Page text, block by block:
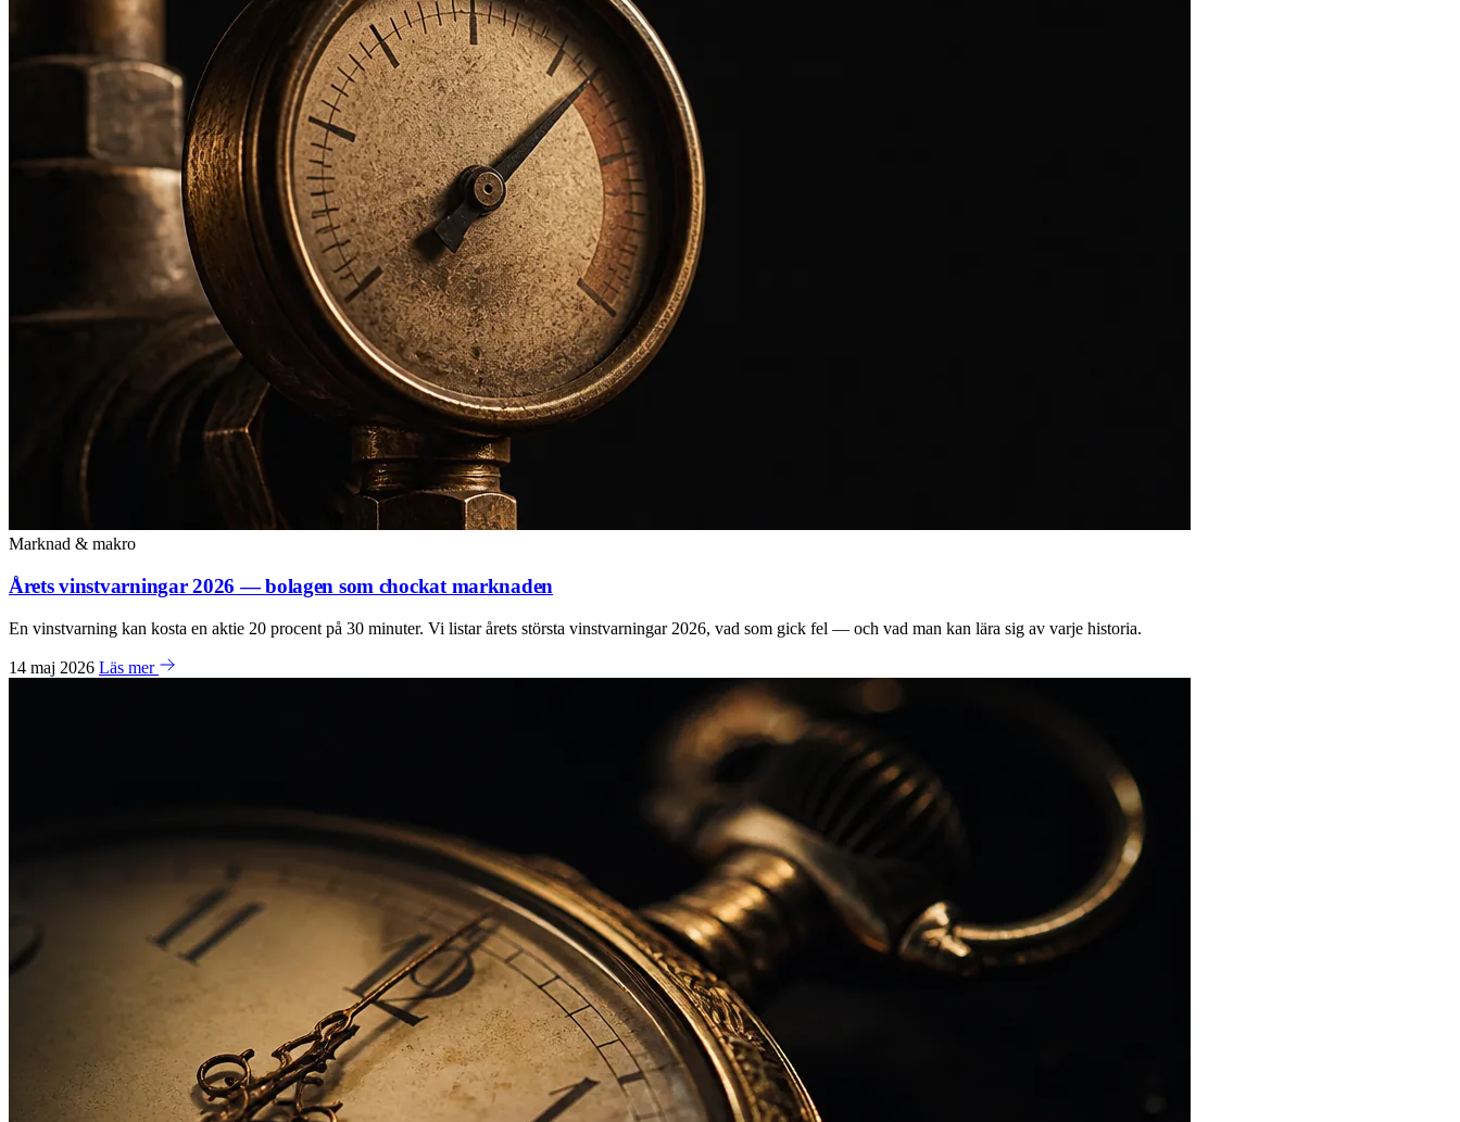
Marknad & makro
Årets vinstvarningar 2026 — bolagen som chockat marknaden
En vinstvarning kan kosta en aktie 20 procent på 30 minuter. Vi listar årets största vinstvarningar 2026, vad som gick fel — och vad man kan lära sig av varje historia.
14 maj 2026 Läs mer